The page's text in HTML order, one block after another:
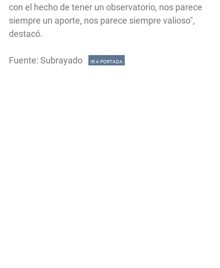
con el hecho de tener un observatorio, nos parece
siempre un aporte, nos parece siempre valioso",
destacó.
Fuente: Subrayado IR A PORTADA